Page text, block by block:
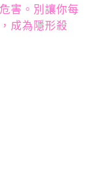
害。別讓你每
成為隱形殺